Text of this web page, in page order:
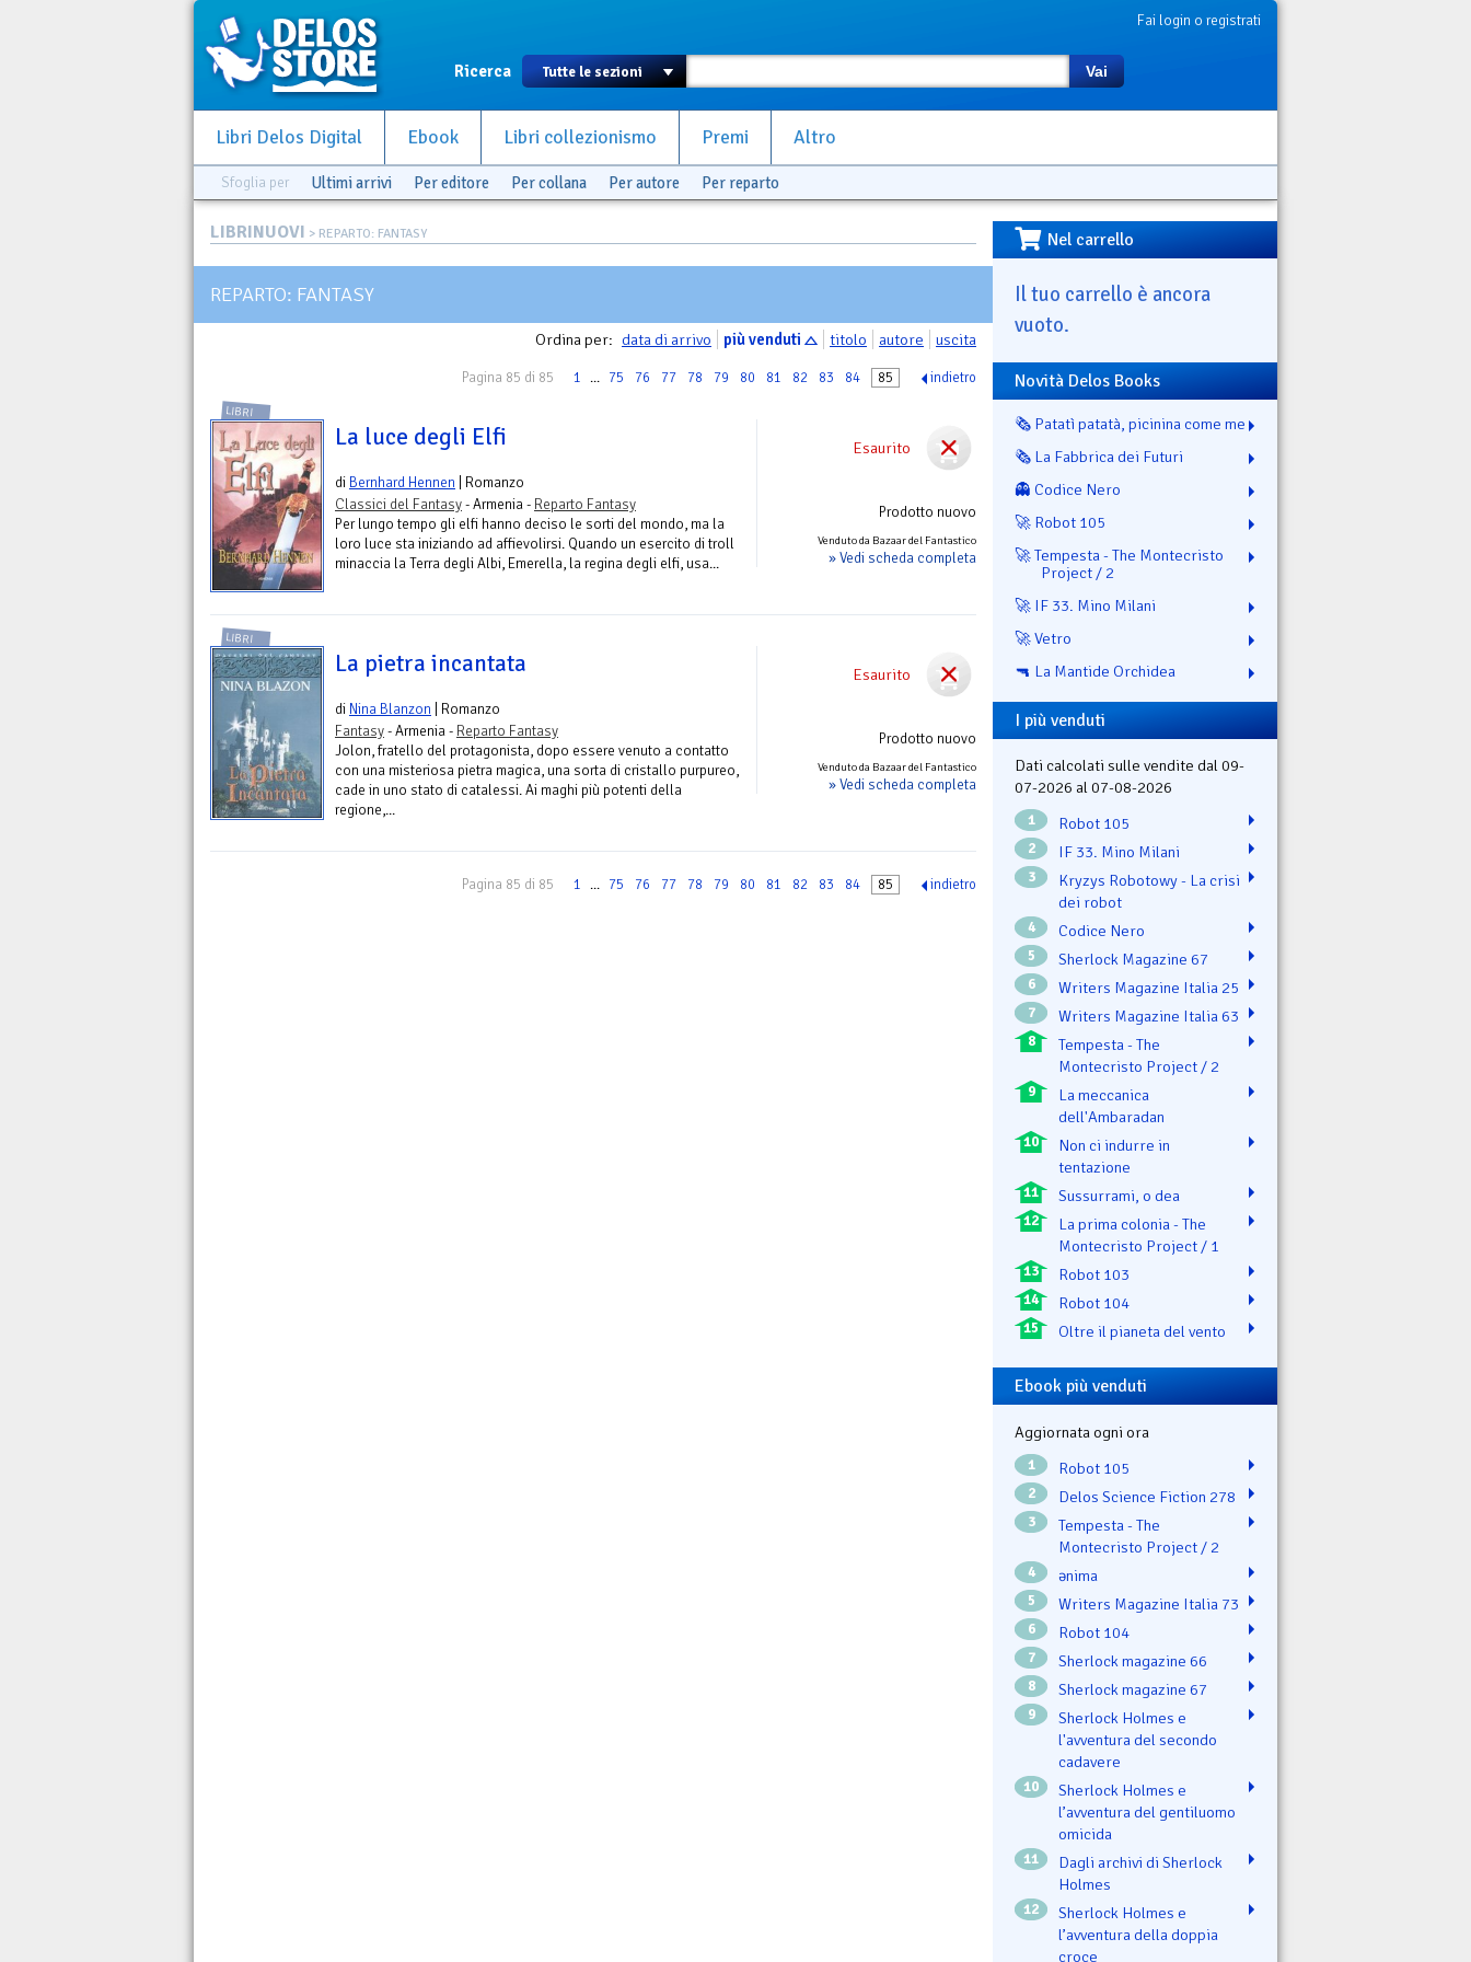
Fai login o registrati
Ricerca Vai
Libri Delos Digital Ebook Libri collezionismo Premi Altro
Sfoglia per Ultimi arrivi Per editore Per collana Per autore Per reparto
LIBRINUOVI > REPARTO: FANTASY
REPARTO: FANTASY
Ordina per: data di arrivo più venduti titolo autore uscita
Pagina 85 di 85 1 ... 75 76 77 78 79 80 81 82 83 84 85 indietro
Esaurito
Prodotto nuovo
Venduto da Bazaar del Fantastico
» Vedi scheda completa
LIBRI
La luce degli Elfi
di Bernhard Hennen | Romanzo
Classici del Fantasy- Armenia - Reparto Fantasy
Per lungo tempo gli elfi hanno deciso le sorti del mondo, ma la
loro luce sta iniziando ad affievolirsi. Quando un esercito di troll
minaccia la Terra degli Albi, Emerella, la regina degli elfi, usa...
Esaurito
Prodotto nuovo
Venduto da Bazaar del Fantastico
» Vedi scheda completa
LIBRI
La pietra incantata
di Nina Blanzon | Romanzo
Fantasy- Armenia - Reparto Fantasy
Jolon, fratello del protagonista, dopo essere venuto a contatto
con una misteriosa pietra magica, una sorta di cristallo purpureo,
cade in uno stato di catalessi. Ai maghi più potenti della
regione,...
Pagina 85 di 85 1 ... 75 76 77 78 79 80 81 82 83 84 85 indietro
Nel carrello
Il tuo carrello è ancora
vuoto.
Novità Delos Books
🗞️ Patatì patatà, picinina come me
🗞️ La Fabbrica dei Futuri
👻 Codice Nero
🚀 Robot 105
🚀 Tempesta - The Montecristo
Project / 2
🚀 IF 33. Mino Milani
🚀 Vetro
🔫 La Mantide Orchidea
I più venduti
Dati calcolati sulle vendite dal 09-
07-2026 al 07-08-2026
1 Robot 105
2 IF 33. Mino Milani
3
Kryzys Robotowy - La crisi
dei robot
4 Codice Nero
5 Sherlock Magazine 67
6 Writers Magazine Italia 25
7 Writers Magazine Italia 63
8
Tempesta - The
Montecristo Project / 2
9
La meccanica
dell'Ambaradan
10
Non ci indurre in
tentazione
11 Sussurrami, o dea
12
La prima colonia - The
Montecristo Project / 1
13 Robot 103
14 Robot 104
15 Oltre il pianeta del vento
Ebook più venduti
Aggiornata ogni ora
1 Robot 105
2 Delos Science Fiction 278
3
Tempesta - The
Montecristo Project / 2
4 ənima
5 Writers Magazine Italia 73
6 Robot 104
7 Sherlock magazine 66
8 Sherlock magazine 67
9
Sherlock Holmes e
l'avventura del secondo
cadavere
10
Sherlock Holmes e
l’avventura del gentiluomo
omicida
11
Dagli archivi di Sherlock
Holmes
12
Sherlock Holmes e
l’avventura della doppia
croce